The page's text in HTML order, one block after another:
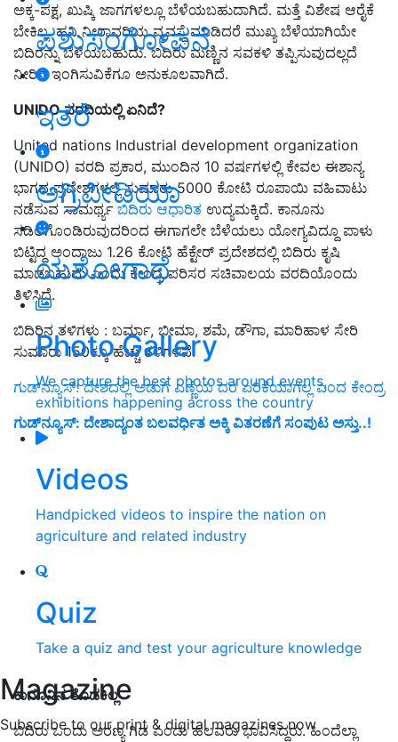
ಪಶುಸಂಗೋಪನೆ
ಇತರೆ
ಅಗ್ರಿಪೀಡಿಯಾ
ಯಶೋಗಾಥೆ
Photo Gallery
We capture the best photos around events,
exhibitions happening across the country
Videos
Handpicked videos to inspire the nation on
agriculture and related industry
Quiz
Take a quiz and test your agriculture knowledge
Magazine
Subscribe to our print & digital magazines now
ಅಕ್ಕ-ಪಕ್ಷ, ಖುಷ್ಕಿ ಜಾಗಗಳಲ್ಲೂ ಬೆಳೆಯಬಹುದಾಗಿದೆ. ಮತ್ತೆ ವಿಶೇಷ ಆರೈಕೆ
ಬೇಕಿಲ್ಲ. ಹನಿ ನೀರಾವರಿಯ ವ್ಯವಸ್ಥೆ ಮಾಡಿದರೆ ಮುಖ್ಯ ಬೆಳೆಯಾಗಿಯೇ
ಬಿದಿರನ್ನು ಬೆಳೆಯಬಹುದು. ಬಿದಿರು ಮಣ್ಣಿನ ಸವಕಳಿ ತಪ್ಪಿಸುವುದಲ್ಲದೆ
ನೀರಿನ ಇಂಗಿಸುವಿಕೆಗೂ ಅನುಕೂಲವಾಗಿದೆ.
UNIDO ವರದಿಯಲ್ಲಿ ಏನಿದೆ?
United nations Industrial development organization
(UNIDO) ವರದಿ ಪ್ರಕಾರ, ಮುಂದಿನ 10 ವರ್ಷಗಳಲ್ಲಿ ಕೇವಲ ಈಶಾನ್ಯ
ಭಾಗದ ಪ್ರದೇಶಗಳಲ್ಲಿ ಸುಮಾರು 5000 ಕೋಟಿ ರೂಪಾಯಿ ವಹಿವಾಟು
ನಡೆಸುವ ಸಾಮರ್ಥ್ಯ ಬಿದಿರು ಆಧಾರಿತ ಉದ್ಯಮಕ್ಕಿದೆ. ಕಾನೂನು
ಸಡಿಲಗೊಂಡಿರುವುದರಿಂದ ಈಗಾಗಲೇ ಬೆಳೆಯಲು ಯೋಗ್ಯವಿದ್ದೂ ಪಾಳು
ಬಿಟ್ಟಿದ್ದ ಅಂದಾಜು 1.26 ಕೋಟಿ ಹೆಕ್ಟೇರ್‌ ಪ್ರದೇಶದಲ್ಲಿ ಬಿದಿರು ಕೃಷಿ
ಮಾಡಬಹುದು ಎಂದು ಕೇಂದ್ರ ಪರಿಸರ ಸಚಿವಾಲಯ ವರದಿಯೊಂದು
ತಿಳಿಸಿದೆ.
ಬಿದಿರಿನ ತಳಿಗಳು : ಬರ್ಮಾ, ಭೀಮಾ, ಶಮೆ, ಡೌಗಾ, ಮಾರಿಹಾಳ ಸೇರಿ
ಸುಮಾರು 150ಕ್ಕೂ ಹೆಚ್ಚು ತಳಿಗಳಿವೆ.
ಗುಡ್‌ನ್ಯೂಸ್‌: ದೇಶದಲ್ಲಿ ಅಡುಗೆ ಎಣ್ಣೆಯ ದರ ಏರಿಕೆಯಾಗಲ್ಲ ಎಂದ ಕೇಂದ್ರ
ಗುಡ್‌ನ್ಯೂಸ್‌: ದೇಶಾದ್ಯಂತ ಬಲವರ್ಧಿತ ಅಕ್ಕಿ ವಿತರಣೆಗೆ ಸಂಪುಟ ಅಸ್ತು..!
ಕಾನೂನಿನ ತೊಡಕಿಲ್ಲ
ಬಿದಿರು ಒಂದು ಅರಣ್ಯ ಗಿಡ ಎಂದು ಹಲವರು ಭಾವಿಸಿದ್ದರು. ಹಿಂದೆಲ್ಲಾ